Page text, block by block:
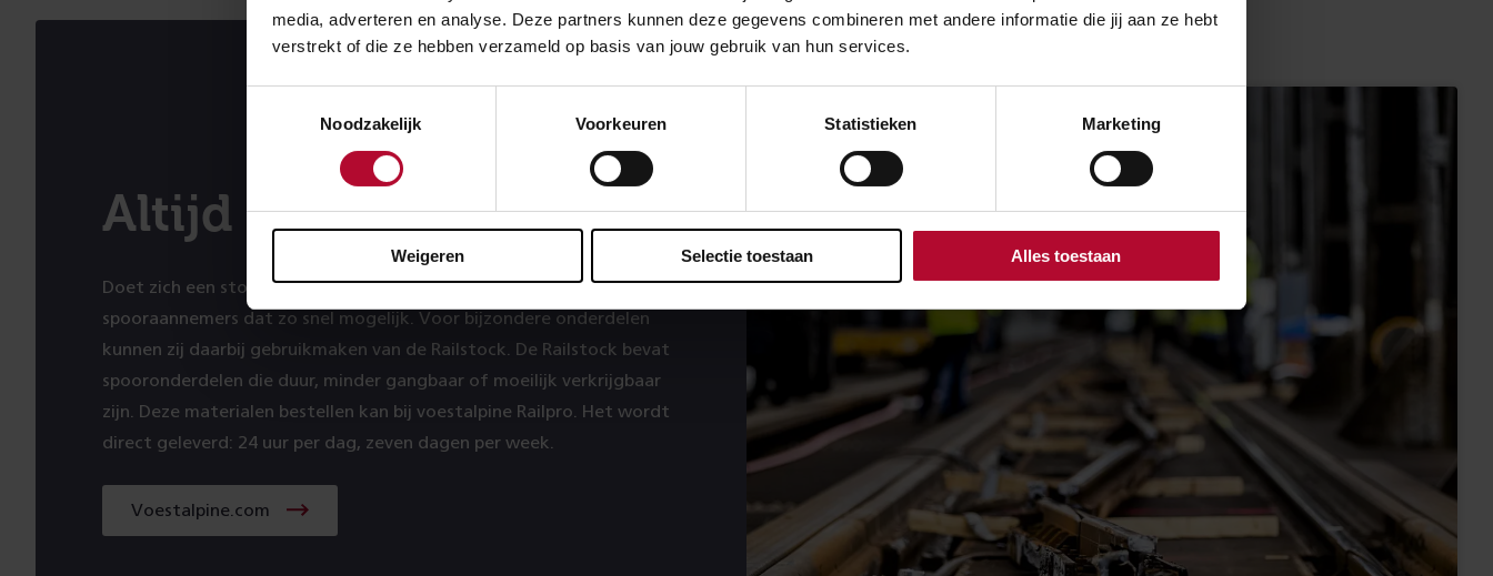
media, adverteren en analyse. Deze partners kunnen deze gegevens combineren met andere informatie die jij aan ze hebt
verstrekt of die ze hebben verzameld op basis van jouw gebruik van hun services.
Noodzakelijk
Voorkeuren Statistieken Marketing
Weigeren Selectie toestaan Alles toestaan
Altijd beschikbaar
Doet zich een storing voor op het spoor? Dan herstellen de
spooraannemers dat zo snel mogelijk. Voor bijzondere onderdelen
kunnen zij daarbij gebruikmaken van de Railstock. De Railstock bevat
spooronderdelen die duur, minder gangbaar of moeilijk verkrijgbaar
zijn. Deze materialen bestellen kan bij voestalpine Railpro. Het wordt
direct geleverd: 24 uur per dag, zeven dagen per week.
Voestalpine.com